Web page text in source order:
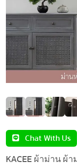
Chat With Us
KACEE ผ้าม่าน ผ้